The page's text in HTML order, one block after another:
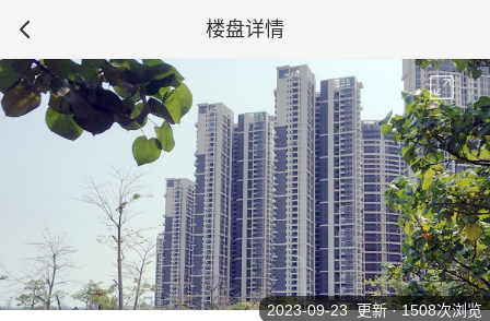
楼盘详情
2023-09-23 更新 · 1508次浏览